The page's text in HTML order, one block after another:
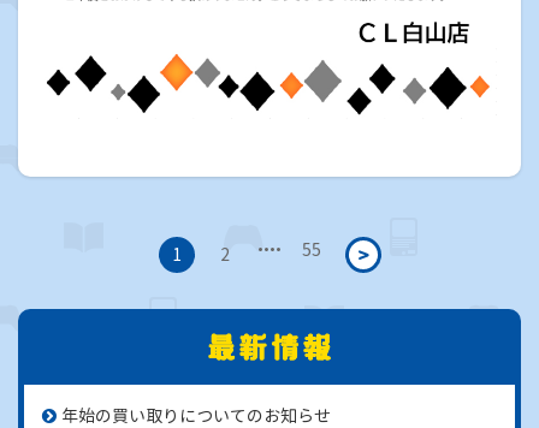
1 2 ・・・・ 55 >
年始の買い取りについてのお知らせ